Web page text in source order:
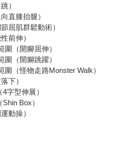
）
直膝抬腿）
屈肌群鬆動術）
前伸）
圍（開腳屈伸）
圍（開腳跳躍）
圍（怪物走路Monster Walk）
下）
字型伸展）
Box）
動操）